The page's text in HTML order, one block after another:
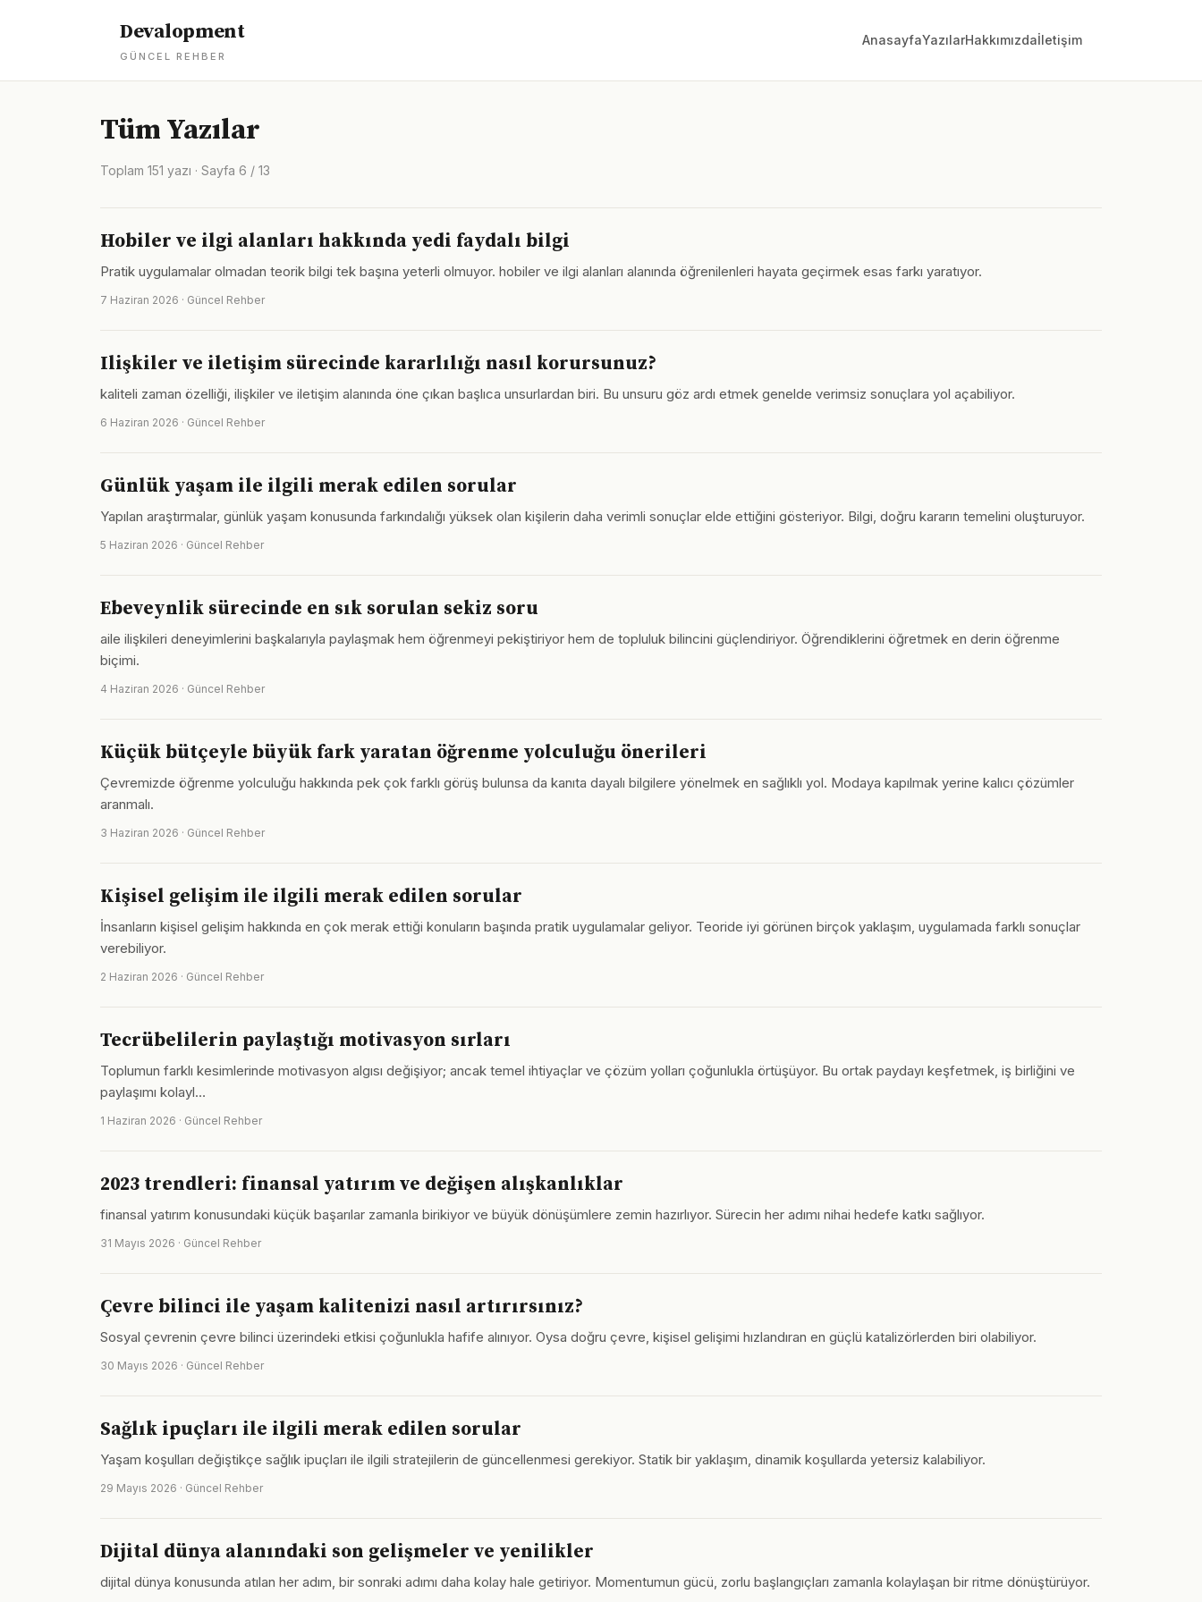
Devalopment
GÜNCEL REHBER
AnasayfaYazılarHakkımızdaİletişim
Tüm Yazılar
Toplam 151 yazı · Sayfa 6 / 13
Hobiler ve ilgi alanları hakkında yedi faydalı bilgi
Pratik uygulamalar olmadan teorik bilgi tek başına yeterli olmuyor. hobiler ve ilgi alanları alanında öğrenilenleri hayata geçirmek esas farkı yaratıyor.
7 Haziran 2026 · Güncel Rehber
Ilişkiler ve iletişim sürecinde kararlılığı nasıl korursunuz?
kaliteli zaman özelliği, ilişkiler ve iletişim alanında öne çıkan başlıca unsurlardan biri. Bu unsuru göz ardı etmek genelde verimsiz sonuçlara yol açabiliyor.
6 Haziran 2026 · Güncel Rehber
Günlük yaşam ile ilgili merak edilen sorular
Yapılan araştırmalar, günlük yaşam konusunda farkındalığı yüksek olan kişilerin daha verimli sonuçlar elde ettiğini gösteriyor. Bilgi, doğru kararın temelini oluşturuyor.
5 Haziran 2026 · Güncel Rehber
Ebeveynlik sürecinde en sık sorulan sekiz soru
aile ilişkileri deneyimlerini başkalarıyla paylaşmak hem öğrenmeyi pekiştiriyor hem de topluluk bilincini güçlendiriyor. Öğrendiklerini öğretmek en derin öğrenme
biçimi.
4 Haziran 2026 · Güncel Rehber
Küçük bütçeyle büyük fark yaratan öğrenme yolculuğu önerileri
Çevremizde öğrenme yolculuğu hakkında pek çok farklı görüş bulunsa da kanıta dayalı bilgilere yönelmek en sağlıklı yol. Modaya kapılmak yerine kalıcı çözümler
aranmalı.
3 Haziran 2026 · Güncel Rehber
Kişisel gelişim ile ilgili merak edilen sorular
İnsanların kişisel gelişim hakkında en çok merak ettiği konuların başında pratik uygulamalar geliyor. Teoride iyi görünen birçok yaklaşım, uygulamada farklı sonuçlar
verebiliyor.
2 Haziran 2026 · Güncel Rehber
Tecrübelilerin paylaştığı motivasyon sırları
Toplumun farklı kesimlerinde motivasyon algısı değişiyor; ancak temel ihtiyaçlar ve çözüm yolları çoğunlukla örtüşüyor. Bu ortak paydayı keşfetmek, iş birliğini ve
paylaşımı kolayl…
1 Haziran 2026 · Güncel Rehber
2023 trendleri: finansal yatırım ve değişen alışkanlıklar
finansal yatırım konusundaki küçük başarılar zamanla birikiyor ve büyük dönüşümlere zemin hazırlıyor. Sürecin her adımı nihai hedefe katkı sağlıyor.
31 Mayıs 2026 · Güncel Rehber
Çevre bilinci ile yaşam kalitenizi nasıl artırırsınız?
Sosyal çevrenin çevre bilinci üzerindeki etkisi çoğunlukla hafife alınıyor. Oysa doğru çevre, kişisel gelişimi hızlandıran en güçlü katalizörlerden biri olabiliyor.
30 Mayıs 2026 · Güncel Rehber
Sağlık ipuçları ile ilgili merak edilen sorular
Yaşam koşulları değiştikçe sağlık ipuçları ile ilgili stratejilerin de güncellenmesi gerekiyor. Statik bir yaklaşım, dinamik koşullarda yetersiz kalabiliyor.
29 Mayıs 2026 · Güncel Rehber
Dijital dünya alanındaki son gelişmeler ve yenilikler
dijital dünya konusunda atılan her adım, bir sonraki adımı daha kolay hale getiriyor. Momentumun gücü, zorlu başlangıçları zamanla kolaylaşan bir ritme dönüştürüyor.